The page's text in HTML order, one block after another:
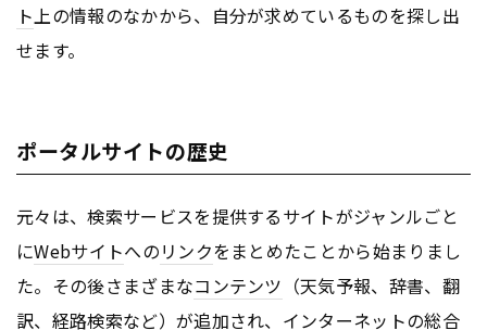
ト上の情報のなかから、自分が求めているものを探し出
せます。
ポータルサイトの歴史
元々は、検索サービスを提供するサイトがジャンルごと
にWebサイトへのリンクをまとめたことから始まりまし
た。その後さまざまなコンテンツ （天気予報、辞書、翻
訳、経路検索など）が追加され、 インターネットの総合